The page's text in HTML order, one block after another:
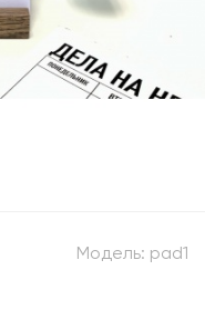
Модель: pad1